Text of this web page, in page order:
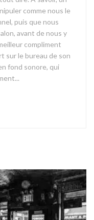
comme nous le
puis que nous
avant de nous y
compliment
sur le bureau de son
fond sonore, qui